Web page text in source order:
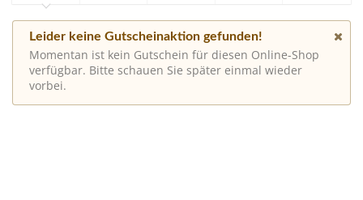
Leider keine Gutscheinaktion gefunden!
Momentan ist kein Gutschein für diesen Online-Shop
verfügbar. Bitte schauen Sie später einmal wieder
vorbei.